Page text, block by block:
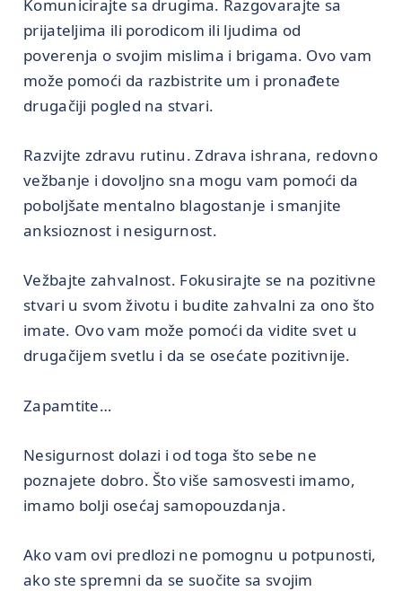
Komunicirajte sa drugima. Razgovarajte sa
prijateljima ili porodicom ili ljudima od
poverenja o svojim mislima i brigama. Ovo vam
može pomoći da razbistrite um i pronađete
drugačiji pogled na stvari.
Razvijte zdravu rutinu. Zdrava ishrana, redovno
vežbanje i dovoljno sna mogu vam pomoći da
poboljšate mentalno blagostanje i smanjite
anksioznost i nesigurnost.
Vežbajte zahvalnost. Fokusirajte se na pozitivne
stvari u svom životu i budite zahvalni za ono što
imate. Ovo vam može pomoći da vidite svet u
drugačijem svetlu i da se osećate pozitivnije.
Zapamtite…
Nesigurnost dolazi i od toga što sebe ne
poznajete dobro. Što više samosvesti imamo,
imamo bolji osećaj samopouzdanja.
Ako vam ovi predlozi ne pomognu u potpunosti,
ako ste spremni da se suočite sa svojim